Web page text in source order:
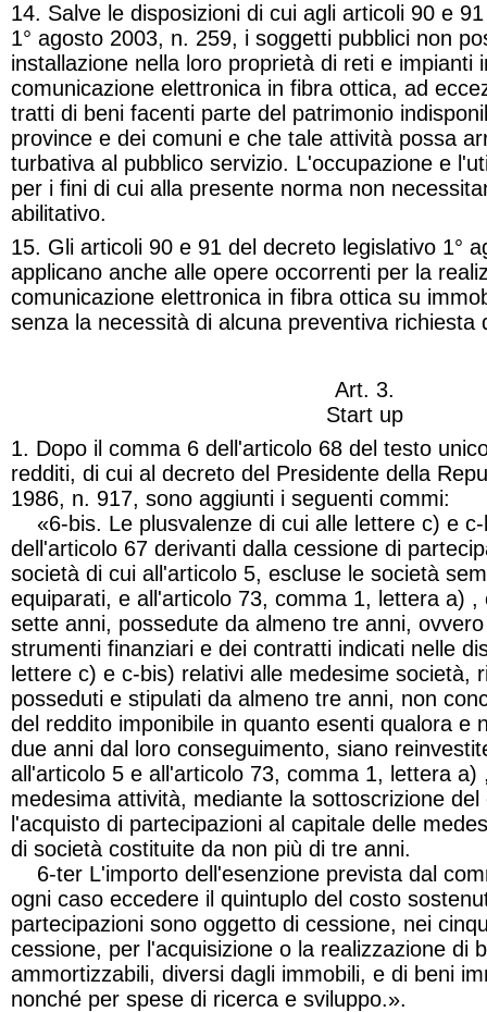
14. Salve le disposizioni di cui agli articoli 90 e
1° agosto 2003, n. 259, i soggetti pubblici non
installazione nella loro proprietà di reti e impianti
comunicazione elettronica in fibra ottica, ad
tratti di beni facenti parte del patrimonio
province e dei comuni e che tale attività possa
turbativa al pubblico servizio. L'occupazione e
per i fini di cui alla presente norma non
abilitativo.
15. Gli articoli 90 e 91 del decreto legislativo 1°
applicano anche alle opere occorrenti per la
comunicazione elettronica in fibra ottica su
senza la necessità di alcuna preventiva richiesta
Art. 3.
Start up
1. Dopo il comma 6 dell'articolo 68 del testo
redditi, di cui al decreto del Presidente della
1986, n. 917, sono aggiunti i seguenti commi:
«6-bis. Le plusvalenze di cui alle lettere c) e
dell'articolo 67 derivanti dalla cessione di
società di cui all'articolo 5, escluse le società
equiparati, e all'articolo 73, comma 1, lettera a) ,
sette anni, possedute da almeno tre anni,
strumenti finanziari e dei contratti indicati nelle
lettere c) e c-bis) relativi alle medesime società,
posseduti e stipulati da almeno tre anni, non
del reddito imponibile in quanto esenti qualora e
due anni dal loro conseguimento, siano
all'articolo 5 e all'articolo 73, comma 1, lettera a)
medesima attività, mediante la sottoscrizione del
l'acquisto di partecipazioni al capitale delle
di società costituite da non più di tre anni.
6-terL'importo dell'esenzione prevista dal
ogni caso eccedere il quintuplo del costo
partecipazioni sono oggetto di cessione, nei
cessione, per l'acquisizione o la realizzazione di
ammortizzabili, diversi dagli immobili, e di beni
nonché per spese di ricerca e sviluppo.».